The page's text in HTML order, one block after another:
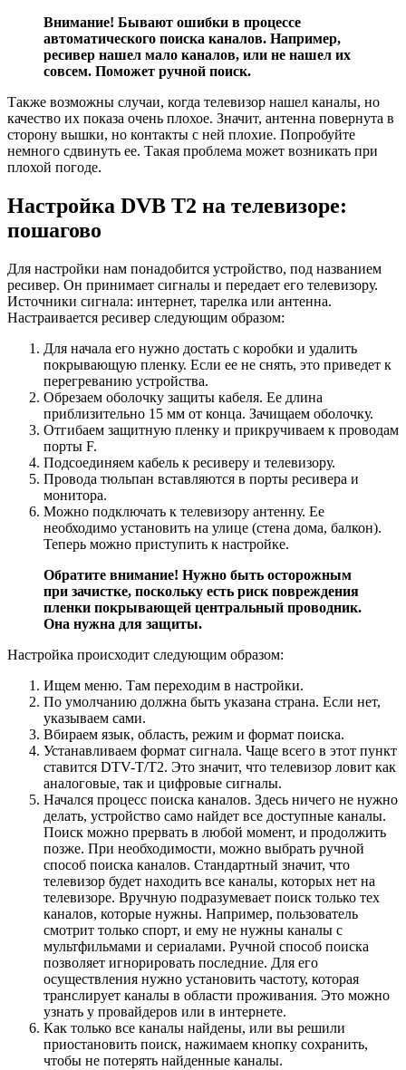
Внимание! Бывают ошибки в процессе
автоматического поиска каналов. Например,
ресивер нашел мало каналов, или не нашел их
совсем. Поможет ручной поиск.
Также возможны случаи, когда телевизор нашел каналы, но
качество их показа очень плохое. Значит, антенна повернута в
сторону вышки, но контакты с ней плохие. Попробуйте
немного сдвинуть ее. Такая проблема может возникать при
плохой погоде.
Настройка DVB T2 на телевизоре:
пошагово
Для настройки нам понадобится устройство, под названием
ресивер. Он принимает сигналы и передает его телевизору.
Источники сигнала: интернет, тарелка или антенна.
Настраивается ресивер следующим образом:
Для начала его нужно достать с коробки и удалить
покрывающую пленку. Если ее не снять, это приведет к
перегреванию устройства.
Обрезаем оболочку защиты кабеля. Ее длина
приблизительно 15 мм от конца. Зачищаем оболочку.
Отгибаем защитную пленку и прикручиваем к проводам
порты F.
Подсоединяем кабель к ресиверу и телевизору.
Провода тюльпан вставляются в порты ресивера и
монитора.
Можно подключать к телевизору антенну. Ее
необходимо установить на улице (стена дома, балкон).
Теперь можно приступить к настройке.
Обратите внимание! Нужно быть осторожным
при зачистке, поскольку есть риск повреждения
пленки покрывающей центральный проводник.
Она нужна для защиты.
Настройка происходит следующим образом:
Ищем меню. Там переходим в настройки.
По умолчанию должна быть указана страна. Если нет,
указываем сами.
Вбираем язык, область, режим и формат поиска.
Устанавливаем формат сигнала. Чаще всего в этот пункт
ставится DTV-T/Т2. Это значит, что телевизор ловит как
аналоговые, так и цифровые сигналы.
Начался процесс поиска каналов. Здесь ничего не нужно
делать, устройство само найдет все доступные каналы.
Поиск можно прервать в любой момент, и продолжить
позже. При необходимости, можно выбрать ручной
способ поиска каналов. Стандартный значит, что
телевизор будет находить все каналы, которых нет на
телевизоре. Вручную подразумевает поиск только тех
каналов, которые нужны. Например, пользователь
смотрит только спорт, и ему не нужны каналы с
мультфильмами и сериалами. Ручной способ поиска
позволяет игнорировать последние. Для его
осуществления нужно установить частоту, которая
транслирует каналы в области проживания. Это можно
узнать у провайдеров или в интернете.
Как только все каналы найдены, или вы решили
приостановить поиск, нажимаем кнопку сохранить,
чтобы не потерять найденные каналы.